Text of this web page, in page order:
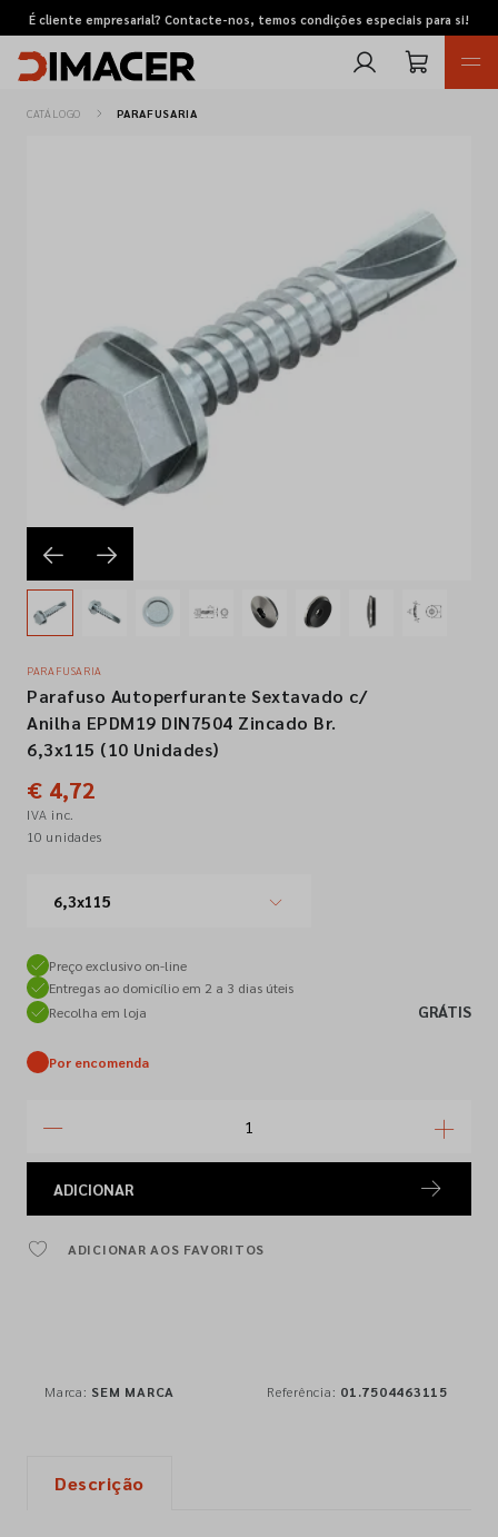
É cliente empresarial? Contacte-nos, temos condições especiais para si!
Pedidos de cotação
Marcas
Favoritos
Empresa
Contactos
Siga-nos nas redes sociais
CATÁLOGO PARAFUSARIA
PARAFUSARIA
Parafuso Autoperfurante Sextavado c/
Anilha EPDM19 DIN7504 Zincado Br.
6,3x115 (10 Unidades)
€ 4,72
IVA inc.
10 unidades
6,3x115
Preço exclusivo on-line
Entregas ao domicílio em 2 a 3 dias úteis
Recolha em loja
GRÁTIS
Por encomenda
ADICIONAR
ADICIONAR AOS FAVORITOS
Marca: SEM MARCA Referência: 01.7504463115
Descrição